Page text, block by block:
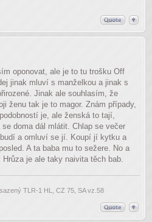
oponovat, ale je to tu trošku Off
jinak mluví s manželkou a jinak s
Jinak ale souhlasím, že
ženu tak je to magor. Znám případy,
je, ale ženská to tají,
doma dál mlátit. Chlap se večer
a omluví se jí. Koupí jí kytku a
A ta baba mu to sežere. No a
je ale taky naivita těch bab.
TLR-1 HL, CZ 75, SA vz.58